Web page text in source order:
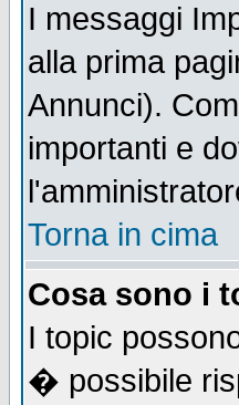
I messaggi
alla prima
Annunci).
importanti e
Torna in cima
Cosa sono i
I topic
� possibile